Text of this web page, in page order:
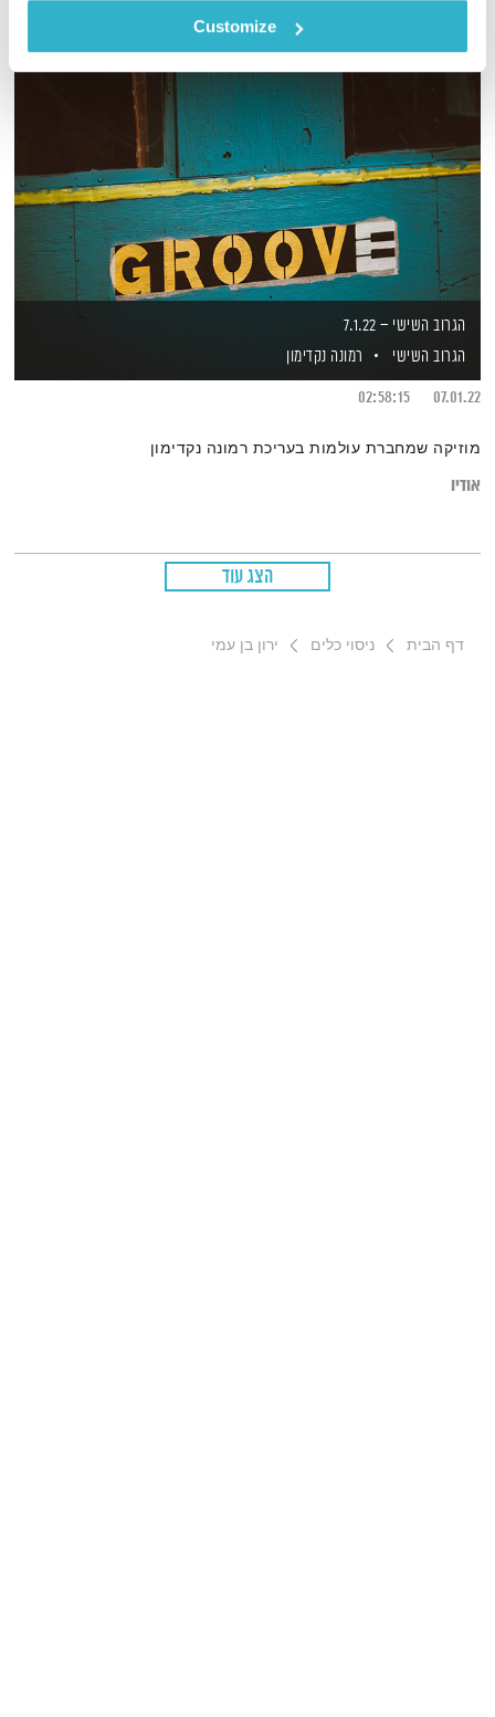
Customize
הגרוב השישי – 7.1.22
הגרוב השישי
רמונה נקדימון
07.01.22
02:58:15
מוזיקה שמחברת עולמות בעריכת רמונה נקדימון
אודיו
הצג עוד
דף הבית ניסוי כלים ירון בן עמי